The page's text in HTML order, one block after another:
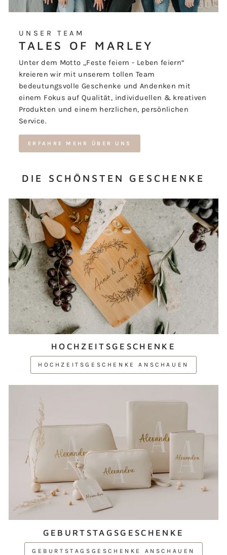
UNSER TEAM
TALES OF MARLEY
Unter dem Motto „Feste feiern - Leben feiern“
kreieren wir mit unserem tollen Team
bedeutungsvolle Geschenke und Andenken mit
einem Fokus auf Qualität, individuellen & kreativen
Produkten und einem herzlichen, persönlichen
Service.
ERFAHRE MEHR ÜBER UNS
DIE SCHÖNSTEN GESCHENKE
HOCHZEITSGESCHENKE
HOCHZEITSGESCHENKE ANSCHAUEN
GEBURTSTAGSGESCHENKE
GEBURTSTAGSGESCHENKE ANSCHAUEN